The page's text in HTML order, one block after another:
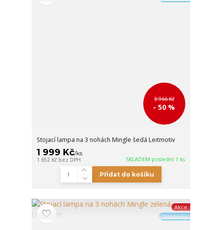
3 966 Kč
- 50 %
Stojací lampa na 3 nohách Mingle šedá Leitmotiv
1 999 Kč/ks
1 652 Kč bez DPH SKLADEM poslední 1 ks
Přidat do košíku
Akce
Skladovky